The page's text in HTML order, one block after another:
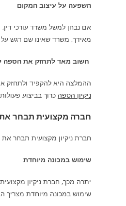
השפעה על עיצוב המקום
אם נבחן למשל משרד עורכי
מאידך, משרד שאינו שם דגש על
חשוב מאד לתחזק את הספה
ההמלצה היא להקפיד ולתחזק
ניקיון הספה כרוך בביצוע
חברה מקצועית תבחר את
חברת ניקיון מקצועית תבחר את
שימוש במכונה מיוחדת
יתרה מכך, חברת ניקיון
שימוש במכונה מיוחדת מצריך